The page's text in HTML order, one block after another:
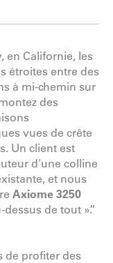
en Californie, les
étroites entre des
à mi-chemin sur
des
vues de crête
Un client est
d'une colline
et nous
Axiome 3250
de tout ».”
de profiter des